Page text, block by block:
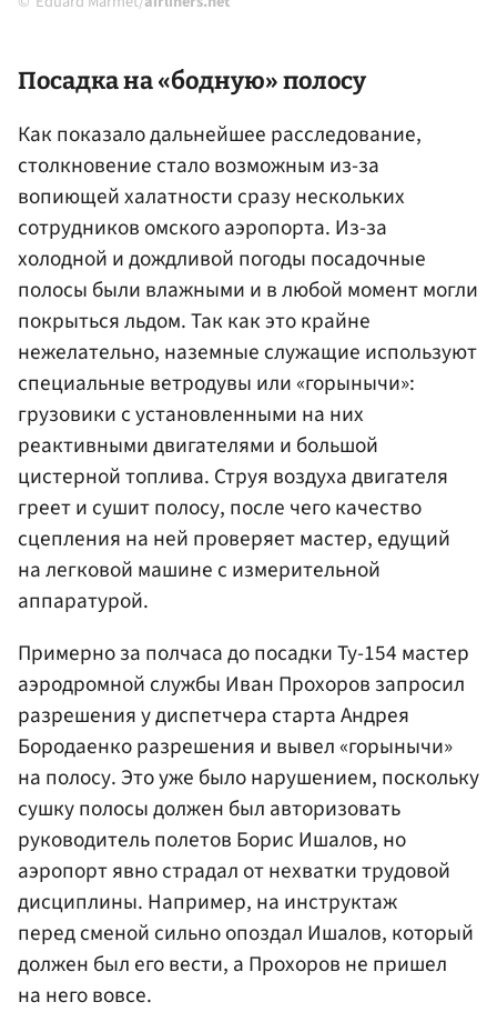
Посадка на «бодную» полосу
Как показало дальнейшее расследование,
столкновение стало возможным из-за
вопиющей халатности сразу нескольких
сотрудников омского аэропорта. Из-за
холодной и дождливой погоды посадочные
полосы были влажными и в любой момент могли
покрыться льдом. Так как это крайне
нежелательно, наземные служащие используют
специальные ветродувы или «горынычи»:
грузовики с установленными на них
реактивными двигателями и большой
цистерной топлива. Струя воздуха двигателя
греет и сушит полосу, после чего качество
сцепления на ней проверяет мастер, едущий
на легковой машине с измерительной
аппаратурой.
Примерно за полчаса до посадки Ту-154 мастер
аэродромной службы Иван Прохоров запросил
разрешения у диспетчера старта Андрея
Бородаенко разрешения и вывел «горынычи»
на полосу. Это уже было нарушением, поскольку
сушку полосы должен был авторизовать
руководитель полетов Борис Ишалов, но
аэропорт явно страдал от нехватки трудовой
дисциплины. Например, на инструктаж
перед сменой сильно опоздал Ишалов, который
должен был его вести, а Прохоров не пришел
на него вовсе.